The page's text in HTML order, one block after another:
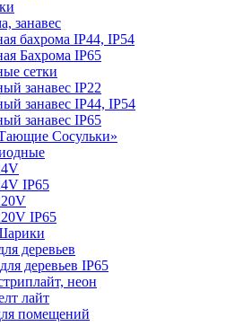
занавес
бахрома IP44, IP54
Бахрома IP65
сетки
занавес IP22
занавес IP44, IP54
занавес IP65
Сосульки»
IP65
IP65
деревьев
деревьев IP65
неон
лайт
помещений